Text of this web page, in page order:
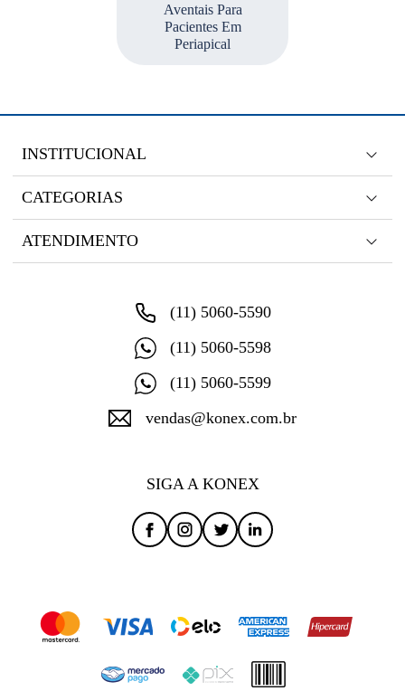
Aventais Para
Pacientes Em
Periapical
INSTITUCIONAL
CATEGORIAS
ATENDIMENTO
(11) 5060-5590
(11) 5060-5598
(11) 5060-5599
vendas@konex.com.br
SIGA A KONEX